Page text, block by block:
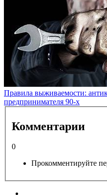
Правила выживаемости:
предпринимателя 90-х
Комментарии
0
Прокомментируйте